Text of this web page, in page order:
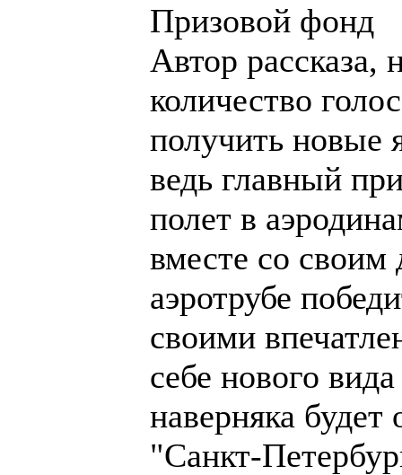
Призовой фонд
Автор рассказа,
количество
получить новые
ведь главный
полет в
вместе со своим
аэротрубе
своими
себе нового
наверняка
"Санкт-